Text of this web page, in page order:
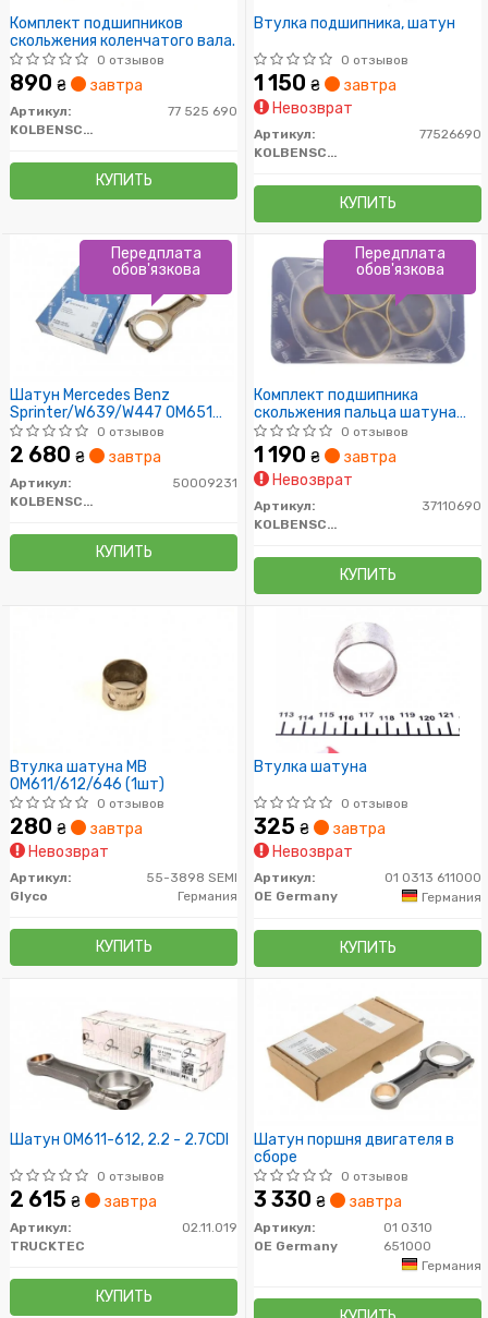
Комплект подшипников
скольжения коленчатого вала.
0 отзывов
890 ₴ завтра
Артикул:
77 525 690
KOLBENSCHMIDT
КУПИТЬ
Втулка подшипника, шатун
0 отзывов
1 150 ₴
завтра
Невозврат
Артикул:
77526690
KOLBENSCHMIDT
КУПИТЬ
Шатун Mercedes Benz
Sprinter/W639/W447 OM651
09->
0 отзывов
2 680 ₴ завтра
Артикул:
50009231
KOLBENSCHMIDT
КУПИТЬ
Передплата
обов'язкова
Комплект подшипника
скольжения пальца шатуна
двигателя
0 отзывов
1 190 ₴
завтра
Невозврат
Артикул:
37110690
KOLBENSCHMIDT
КУПИТЬ
Передплата
обов'язкова
Втулка шатуна MB
OM611/612/646 (1шт)
0 отзывов
280 ₴
завтра
Невозврат
Артикул:
55-3898 SEMI
Glyco
Германия
КУПИТЬ
Втулка шатуна
0 отзывов
325 ₴
завтра
Невозврат
Артикул:
01 0313 611000
OE Germany
Германия
КУПИТЬ
Шатун OM611-612, 2.2 - 2.7CDI
0 отзывов
2 615 ₴ завтра
Артикул:
02.11.019
TRUCKTEC
КУПИТЬ
Шатун поршня двигателя в
сборе
0 отзывов
3 330 ₴ завтра
Артикул:
01 0310
651000
OE Germany
Германия